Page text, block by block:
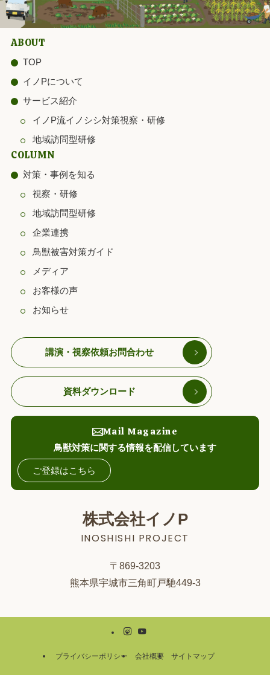
株式会社イノP
INOSHISHI PROJECT
〒869-3203
熊本県宇城市三角町戸馳449-3
ABOUT
TOP
イノPについて
サービス紹介
イノP流イノシシ対策視察・研修
地域訪問型研修
COLUMN
対策・事例を知る
視察・研修
地域訪問型研修
企業連携
鳥獣被害対策ガイド
メディア
お客様の声
お知らせ
講演・視察依頼お問合わせ
資料ダウンロード
Mail Magazine
鳥獣対策に関する情報を配信しています
ご登録はこちら
プライバシーポリシー 会社概要 サイトマップ